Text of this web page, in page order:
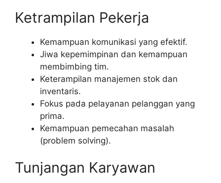
Ketrampilan Pekerja
Kemampuan komunikasi yang efektif.
Jiwa kepemimpinan dan kemampuan
membimbing tim.
Keterampilan manajemen stok dan
inventaris.
Fokus pada pelayanan pelanggan yang
prima.
Kemampuan pemecahan masalah
(problem solving).
Tunjangan Karyawan